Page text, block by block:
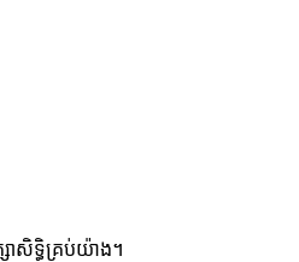
ាសិទ្ធិគ្រប់យ៉ាង។